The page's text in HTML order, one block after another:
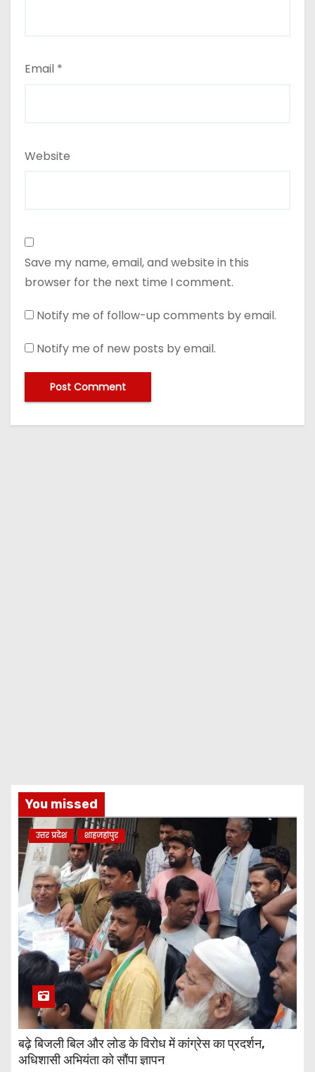
Email *
Website
Save my name, email, and website in this
browser for the next time I comment.
Notify me of follow-up comments by email.
Notify me of new posts by email.
You missed
उत्तर प्रदेश शाहजहांपुर
बढ़े बिजली बिल और लोड के विरोध में कांग्रेस का प्रदर्शन,
अधिशासी अभियंता को सौंपा ज्ञापन